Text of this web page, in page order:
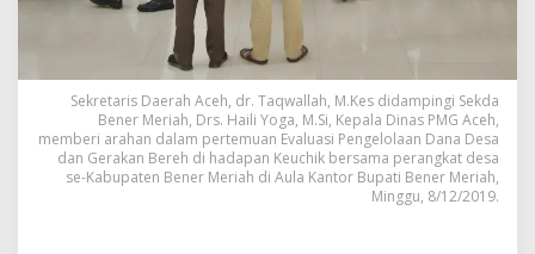
s
S
e
s
u
a
Sekretaris Daerah Aceh, dr. Taqwallah, M.Kes didampingi Sekda
Bener Meriah, Drs. Haili Yoga, M.Si, Kepala Dinas PMG Aceh,
memberi arahan dalam pertemuan Evaluasi Pengelolaan Dana Desa
dan Gerakan Bereh di hadapan Keuchik bersama perangkat desa
se-Kabupaten Bener Meriah di Aula Kantor Bupati Bener Meriah,
Minggu, 8/12/2019.